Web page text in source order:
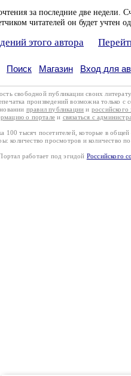
за последние две недели.
читателей он будет учтен
этого автора
Поиск Магазин Вход для
свободной публикации своих
произведений возможна только с
правил публикации и российского
о портале и связаться с
100 тысяч посетителей, которые в
количество просмотров и количество
работает под эгидой Российского